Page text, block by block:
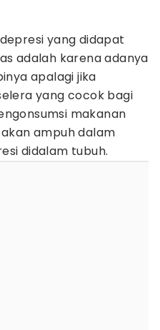
yang didapat
adalah karena adanya
apalagi jika
yang cocok bagi
makanan
ampuh dalam
didalam tubuh.